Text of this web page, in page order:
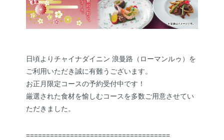
日頃よりチャイナダイニン 浪曼路（ローマンルゥ）を
ご利用いただき誠に有難うございます。
お正月限定コースの予約受付中です！
厳選された食材を愉しむコースを多数ご用意させてい
ただきました。
====================================